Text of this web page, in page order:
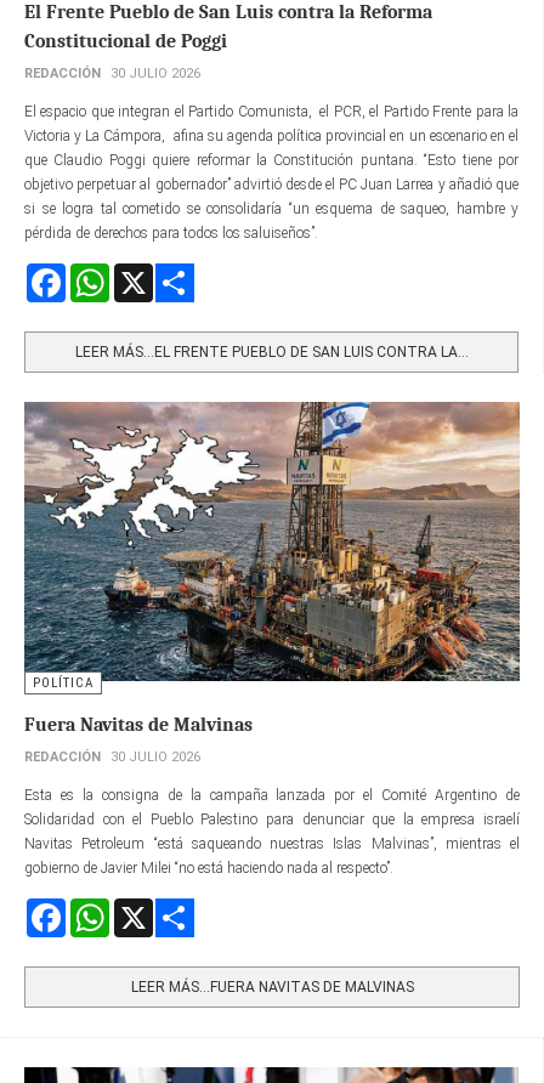
El Frente Pueblo de San Luis contra la Reforma
Constitucional de Poggi
REDACCIÓN 30 JULIO 2026
El espacio que integran el Partido Comunista, el PCR, el Partido Frente para la
Victoria y La Cámpora, afina su agenda política provincial en un escenario en el
que Claudio Poggi quiere reformar la Constitución puntana. “Esto tiene por
objetivo perpetuar al gobernador” advirtió desde el PC Juan Larrea y añadió que
si se logra tal cometido se consolidaría “un esquema de saqueo, hambre y
pérdida de derechos para todos los saluiseños”.
FacebookWhatsApp
LEER MÁS…EL FRENTE PUEBLO DE SAN LUIS CONTRA LA...
POLÍTICA
Fuera Navitas de Malvinas
REDACCIÓN 30 JULIO 2026
Esta es la consigna de la campaña lanzada por el Comité Argentino de
Solidaridad con el Pueblo Palestino para denunciar que la empresa israelí
Navitas Petroleum “está saqueando nuestras Islas Malvinas”, mientras el
gobierno de Javier Milei “no está haciendo nada al respecto”.
FacebookWhatsApp
LEER MÁS…FUERA NAVITAS DE MALVINAS